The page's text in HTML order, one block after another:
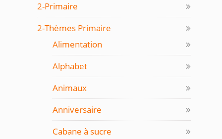
2-Primaire
2-Thèmes Primaire
Alimentation
Alphabet
Animaux
Anniversaire
Cabane à sucre